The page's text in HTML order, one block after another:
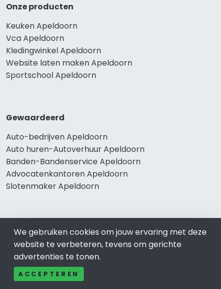
Onze producten
Keuken Apeldoorn
Vca Apeldoorn
Kledingwinkel Apeldoorn
Website laten maken Apeldoorn
Sportschool Apeldoorn
Gewaardeerd
Auto-bedrijven Apeldoorn
Auto huren-Autoverhuur Apeldoorn
Banden-Bandenservice Apeldoorn
Advocatenkantoren Apeldoorn
Slotenmaker Apeldoorn
Populair
Woningruil Apeldoorn
Prive Spa-Sauna Apeldoorn
Incassobureau Apeldoorn
Bedrijfsruimte Apeldoorn
We gebruiken cookies om jouw ervaring met deze
website te verbeteren, tevens om gerichte
advertenties te tonen.
ACCEPTEREN